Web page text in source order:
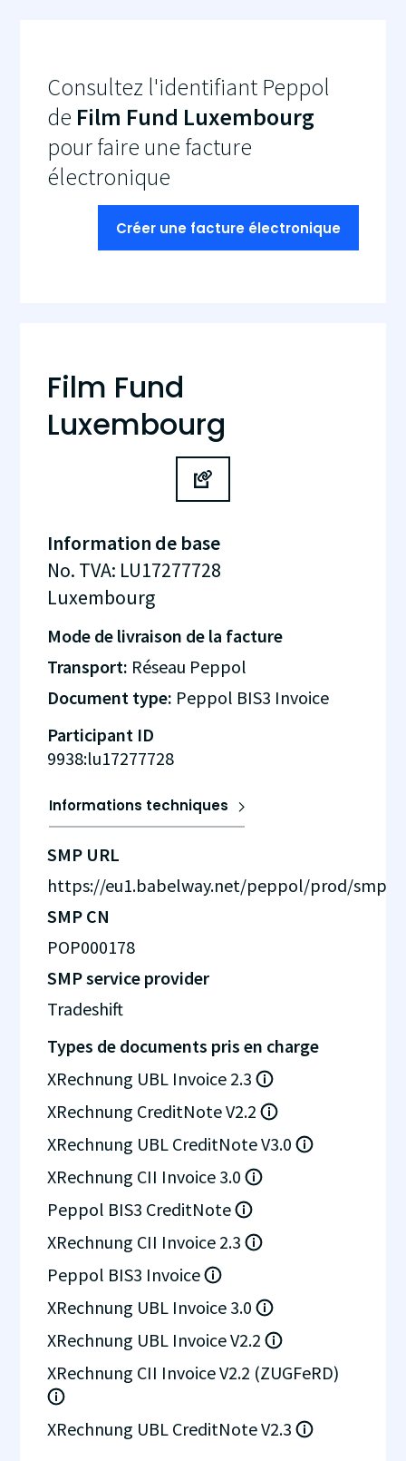
Consultez l'identifiant Peppol
de Film Fund Luxembourg
pour faire une facture
électronique
Créer une facture électronique
Film Fund
Luxembourg
Information de base
No. TVA: LU17277728
Luxembourg
Mode de livraison de la facture
Transport: Réseau Peppol
Document type: Peppol BIS3 Invoice
Participant ID
9938:lu17277728
Informations techniques
SMP URL
https://eu1.babelway.net/peppol/prod/smp
SMP CN
POP000178
SMP service provider
Tradeshift
Types de documents pris en charge
XRechnung UBL Invoice 2.3
XRechnung CreditNote V2.2
XRechnung UBL CreditNote V3.0
XRechnung CII Invoice 3.0
Peppol BIS3 CreditNote
XRechnung CII Invoice 2.3
Peppol BIS3 Invoice
XRechnung UBL Invoice 3.0
XRechnung UBL Invoice V2.2
XRechnung CII Invoice V2.2 (ZUGFeRD)
XRechnung UBL CreditNote V2.3